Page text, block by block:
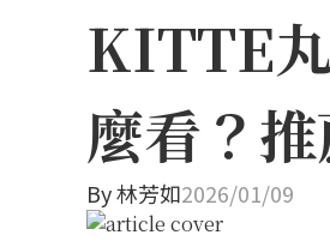
KITTE
麼看？
By林芳如2026/01/09